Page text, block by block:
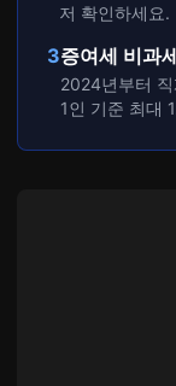
저 확인하세요.
3증여세 비과
2024년부터
1인 기준 최대